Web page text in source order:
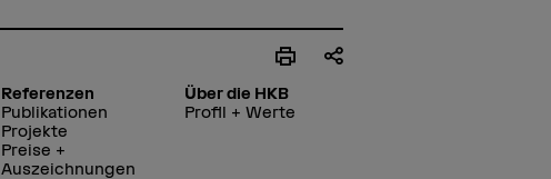
Referenzen
Publikationen
Projekte
Preise +
Auszeichnungen
Über die HKB
Profil + Werte